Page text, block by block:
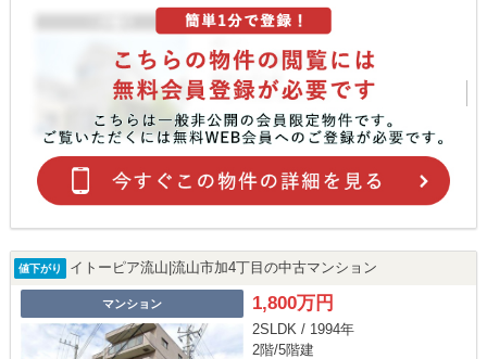
値下がり イトーピア流山|流山市加4丁目の中古マンション
マンション 1,800万円
2SLDK / 1994年
2階/5階建